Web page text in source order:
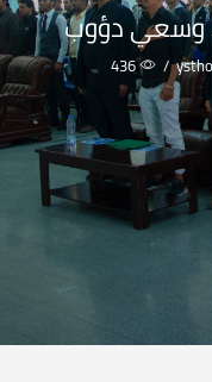
وسعي دؤوب
/
436